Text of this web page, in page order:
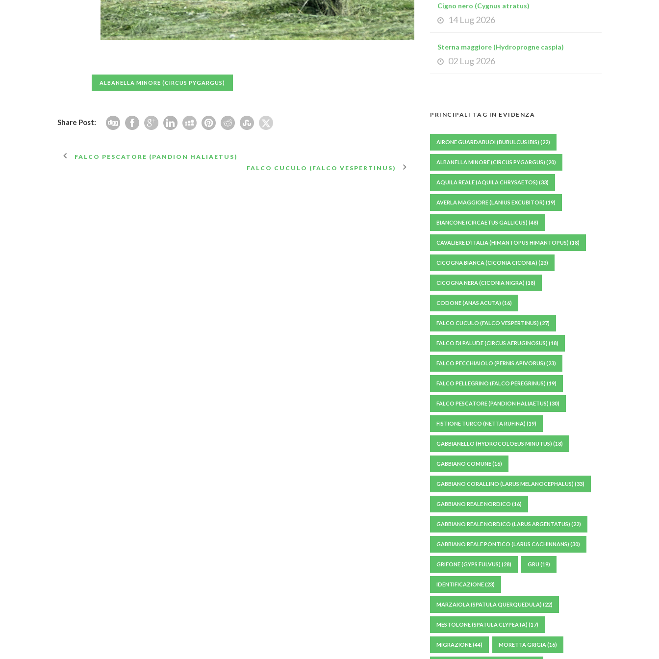
ALBANELLA MINORE (CIRCUS PYGARGUS)
Share Post:
FALCO PESCATORE (PANDION HALIAETUS)
FALCO CUCULO (FALCO VESPERTINUS)
Cigno nero (Cygnus atratus)
14 Lug 2026
Sterna maggiore (Hydroprogne caspia)
02 Lug 2026
PRINCIPALI TAG IN EVIDENZA
AIRONE GUARDABUOI (BUBULCUS IBIS) (22)
ALBANELLA MINORE (CIRCUS PYGARGUS) (20)
AQUILA REALE (AQUILA CHRYSAETOS) (33)
AVERLA MAGGIORE (LANIUS EXCUBITOR) (19)
BIANCONE (CIRCAETUS GALLICUS) (48)
CAVALIERE D’ITALIA (HIMANTOPUS HIMANTOPUS) (18)
CICOGNA BIANCA (CICONIA CICONIA) (23)
CICOGNA NERA (CICONIA NIGRA) (18)
CODONE (ANAS ACUTA) (16)
FALCO CUCULO (FALCO VESPERTINUS) (27)
FALCO DI PALUDE (CIRCUS AERUGINOSUS) (18)
FALCO PECCHIAIOLO (PERNIS APIVORUS) (23)
FALCO PELLEGRINO (FALCO PEREGRINUS) (19)
FALCO PESCATORE (PANDION HALIAETUS) (30)
FISTIONE TURCO (NETTA RUFINA) (19)
GABBIANELLO (HYDROCOLOEUS MINUTUS) (18)
GABBIANO COMUNE(16)
GABBIANO CORALLINO (LARUS MELANOCEPHALUS) (33)
GABBIANO REALE NORDICO (16)
GABBIANO REALE NORDICO (LARUS ARGENTATUS) (22)
GABBIANO REALE PONTICO (LARUS CACHINNANS) (30)
GRIFONE (GYPS FULVUS) (28) GRU (19)
IDENTIFICAZIONE(23)
MARZAIOLA (SPATULA QUERQUEDULA) (22)
MESTOLONE (SPATULA CLYPEATA) (17)
MIGRAZIONE(44) MORETTA GRIGIA(16)